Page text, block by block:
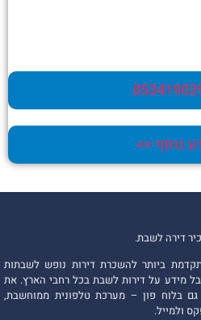
נוסף >>
דירה לשבת.
ביותר להשכרת דירות נופש לשבתות
מידע על דירות לשבת בכל רחבי הארץ. את
בלוח פון – מערכת טלפונית ממוחשבת,
ולמייל.